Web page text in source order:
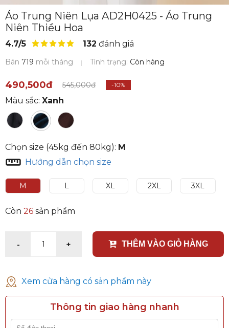
Áo Trung Niên Lụa AD2H0425 - Áo Trung
Niên Thiều Hoa
4.7/5 132 đánh giá
Bán 719 mỗi tháng Tình trạng: Còn hàng
490,500đ 545,000đ -10%
Màu sắc: Xanh
Chọn size (45kg đến 80kg): M
Hướng dẫn chọn size
M L XL 2XL 3XL
Còn 26 sản phẩm
- 1 + THÊM VÀO GIỎ HÀNG
Xem cửa hàng có sản phẩm này
Thông tin giao hàng nhanh